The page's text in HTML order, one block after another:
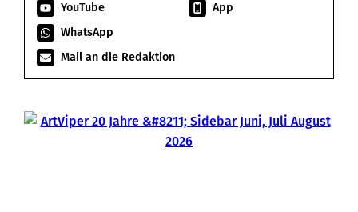
YouTube
App
WhatsApp
Mail an die Redaktion